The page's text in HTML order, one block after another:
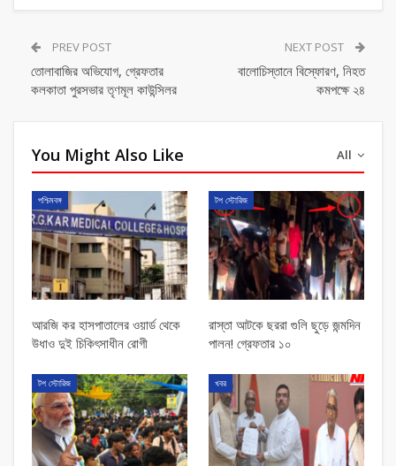
PREV POST
তোলাবাজির অভিযোগ, গ্রেফতার
কলকাতা পুরসভার তৃণমূল কাউন্সিলর
NEXT POST
বালোচিস্তানে বিস্ফোরণ, নিহত
কমপক্ষে ২৪
All
You Might Also Like
পশ্চিমবঙ্গ
আরজি কর হাসপাতালের ওয়ার্ড থেকে
উধাও দুই চিকিৎসাধীন রোগী
টপ স্টোরিজ
রাস্তা আটকে ছররা গুলি ছুড়ে জন্মদিন
পালন! গ্রেফতার ১০
টপ স্টোরিজ খবর